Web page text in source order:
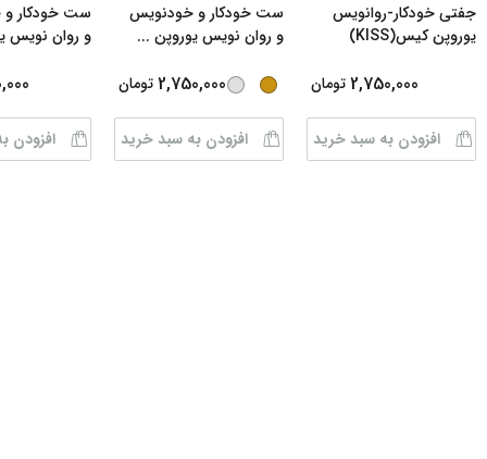
جفتی خودکار-روانویس
یوروپن کیس(KISS)
2,750,000 تومان
افزودن به سبد خرید
ست خودکار و خودنویس
و روان نویس یوروپن ...
2,750,000 تومان
افزودن به سبد خرید
ست خودکار
و روان نویس
افزودن